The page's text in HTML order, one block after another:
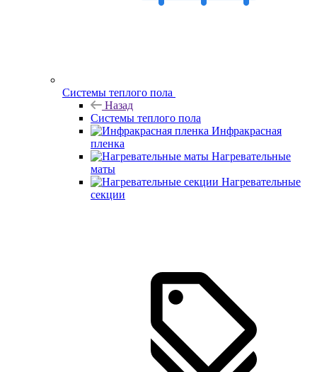
Системы теплого пола
Назад
Системы теплого пола
Инфракрасная
пленка
Нагревательные
маты
Нагревательные
секции